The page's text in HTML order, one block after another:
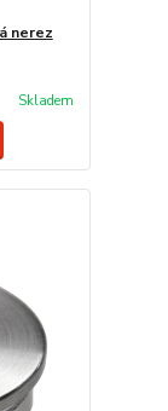
nerez
Skladem